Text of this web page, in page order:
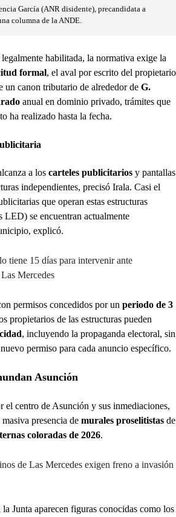
García (ANR disidente), precandidata a
columna de la ANDE.
legalmente habilitada, la normativa exige la
formal, el aval por escrito del propietario
un canon tributario de alrededor de G.
anual en dominio privado, trámites que
ha realizado hasta la fecha.
a los carteles publicitarios y pantallas
independientes, precisó Irala. Casi el
que operan estas estructuras
LED) se encuentran actualmente
explicó.
tiene 15 días para intervenir ante
Mercedes
permisos concedidos por un periodo de 3
propietarios de las estructuras pueden
, incluyendo la propaganda electoral, sin
permiso para cada anuncio específico.
Asunción
el centro de Asunción y sus inmediaciones,
presencia de murales proselitistas de
coloradas de 2026.
de Las Mercedes exigen freno a invasión
Junta aparecen figuras conocidas como los